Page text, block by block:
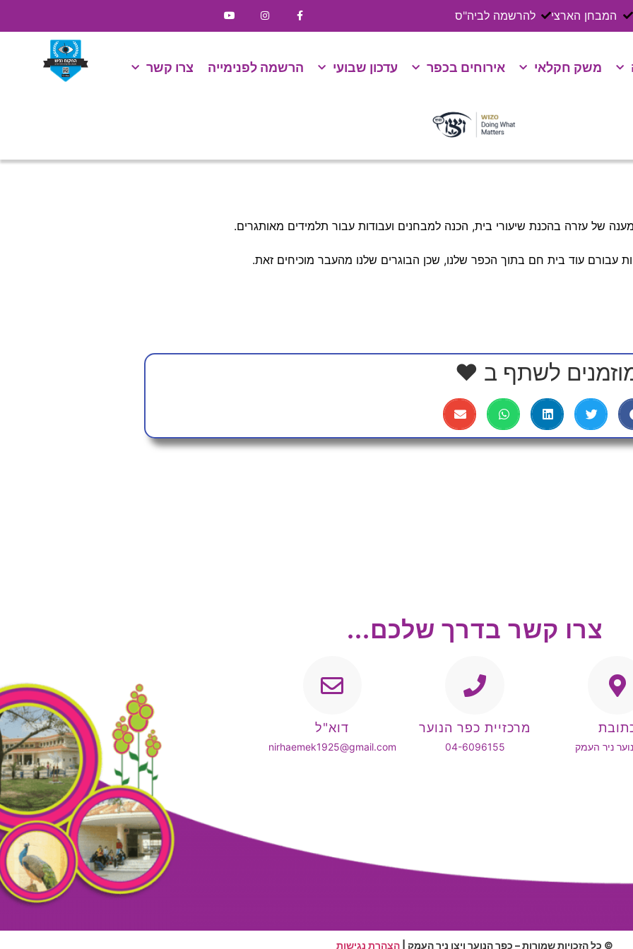
המבחן הארצי להרשמה לביה"ס
משק חקלאי אירוחים בכפר עדכון שבועי הרשמה לפנימייה צרו קשר
של עזרה בהכנת שיעורי בית, הכנה למבחנים ועבודות עבור תלמידים מאותגרים.
עבורם עוד בית חם בתוך הכפר שלנו, שכן הבוגרים שלנו מהעבר מוכיחים זאת.
לשתף ב ❤
צרו קשר בדרך שלכם...
ניר העמק
מרכזיית כפר הנוער
04-6096155
דוא"ל
nirhaemek1925@gmail.com
© כל הזכויות שמורות – כפר הנוער ויצו ניר העמק | הצהרת נגישות